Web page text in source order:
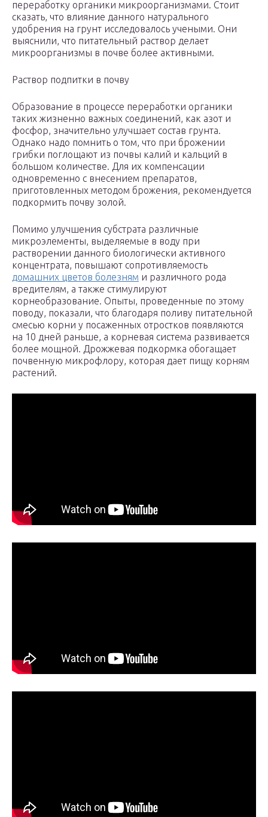
переработку органики микроорганизмами. Стоит
сказать, что влияние данного натурального
удобрения на грунт исследовалось учеными. Они
выяснили, что питательный раствор делает
микроорганизмы в почве более активными.
Раствор подпитки в почву
Образование в процессе переработки органики
таких жизненно важных соединений, как азот и
фосфор, значительно улучшает состав грунта.
Однако надо помнить о том, что при брожении
грибки поглощают из почвы калий и кальций в
большом количестве. Для их компенсации
одновременно с внесением препаратов,
приготовленных методом брожения, рекомендуется
подкормить почву золой.
Помимо улучшения субстрата различные
микроэлементы, выделяемые в воду при
растворении данного биологически активного
концентрата, повышают сопротивляемость
домашних цветов болезням и различного рода
вредителям, а также стимулируют
корнеобразование. Опыты, проведенные по этому
поводу, показали, что благодаря поливу питательной
смесью корни у посаженных отростков появляются
на 10 дней раньше, а корневая система развивается
более мощной. Дрожжевая подкормка обогащает
почвенную микрофлору, которая дает пищу корням
растений.